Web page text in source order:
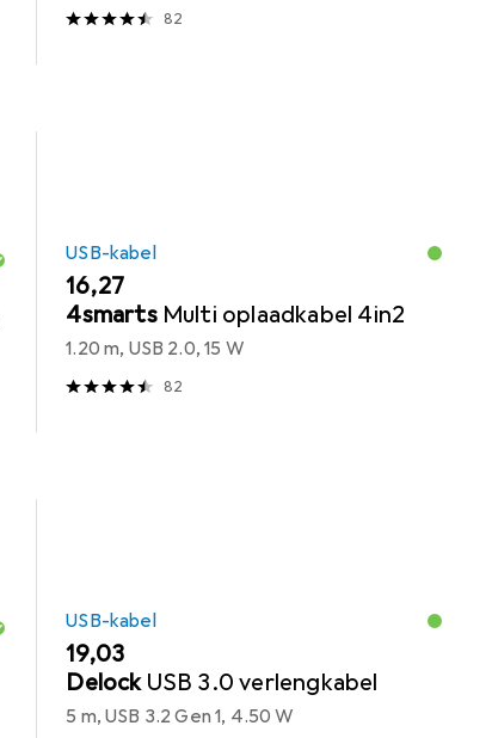
82
USB-kabel
EUR
16,27
4smarts Multi oplaadkabel 4in2
1.20 m, USB 2.0, 15 W
82
USB-kabel
EUR
19,03
Delock USB 3.0 verlengkabel
5 m, USB 3.2 Gen 1, 4.50 W